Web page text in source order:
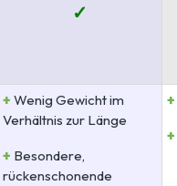
✓
+ Wenig Gewicht im
Verhältnis zur Länge
+ Besondere,
rückenschonende
+
+